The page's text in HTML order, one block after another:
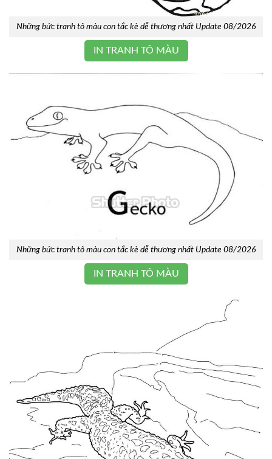
Những bức tranh tô màu con tắc kè dễ thương nhất Update 08/2026
IN TRANH TÔ MÀU
Những bức tranh tô màu con tắc kè dễ thương nhất Update 08/2026
IN TRANH TÔ MÀU